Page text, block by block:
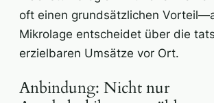
oft einen grundsätzlichen
Mikrolage entscheidet über die
erzielbaren Umsätze vor Ort.
Anbindung: Nicht nur